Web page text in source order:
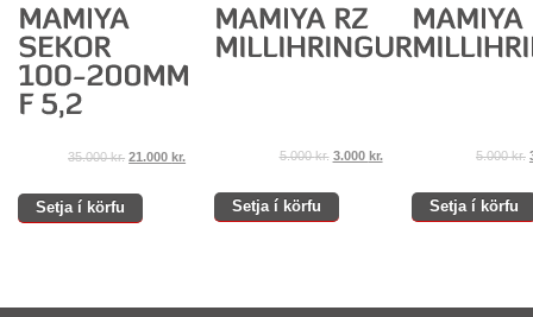
35.000kr. 21.000kr.
Setja í körfu
5.000kr. 3.000 kr.
Setja í körfu
5.000kr.
Setja í körfu